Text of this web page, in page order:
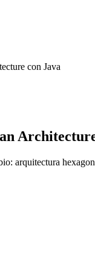
con Java
arquitectura